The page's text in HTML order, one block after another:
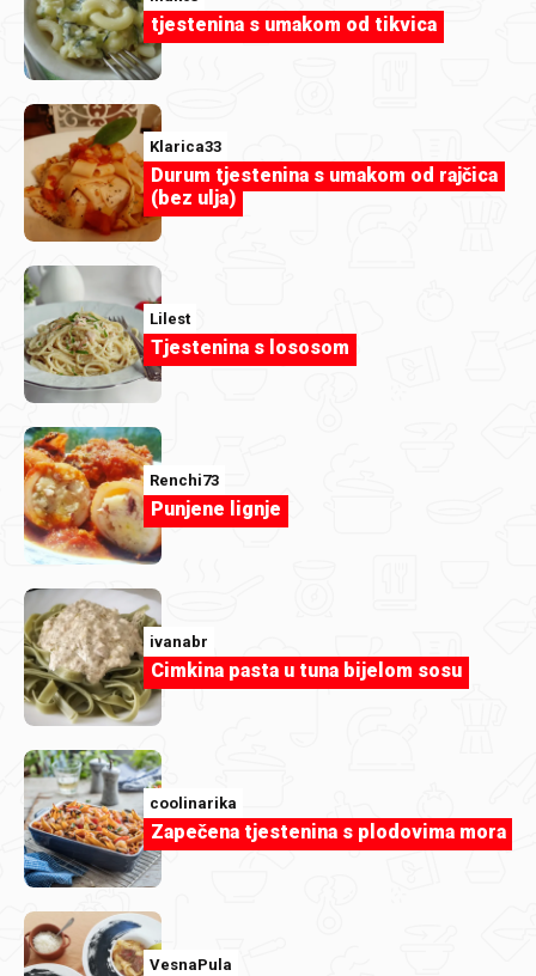
djegica
13761.jpg
tjestenina s umakom od tikvica
Klarica33
Durum tjestenina s umakom od rajčica
(bez ulja)
Lilest
Tjestenina s lososom
Renchi73
Punjene lignje
ivanabr
Cimkina pasta u tuna bijelom sosu
coolinarika
Zapečena tjestenina s plodovima mora
VesnaPula